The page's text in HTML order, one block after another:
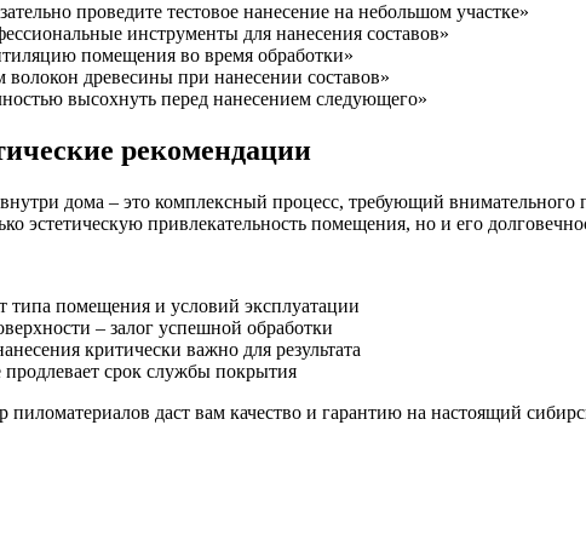
проведите тестовое нанесение на небольшом участке»
инструменты для нанесения составов»
помещения во время обработки»
волокон древесины при нанесении составов»
высохнуть перед нанесением следующего»
рекомендации
дома – это комплексный процесс, требующий
эстетическую привлекательность помещения, но и его
типа помещения и условий эксплуатации
– залог успешной обработки
критически важно для результата
срок службы покрытия
пиломатериалов даст вам качество и гарантию на настоящий